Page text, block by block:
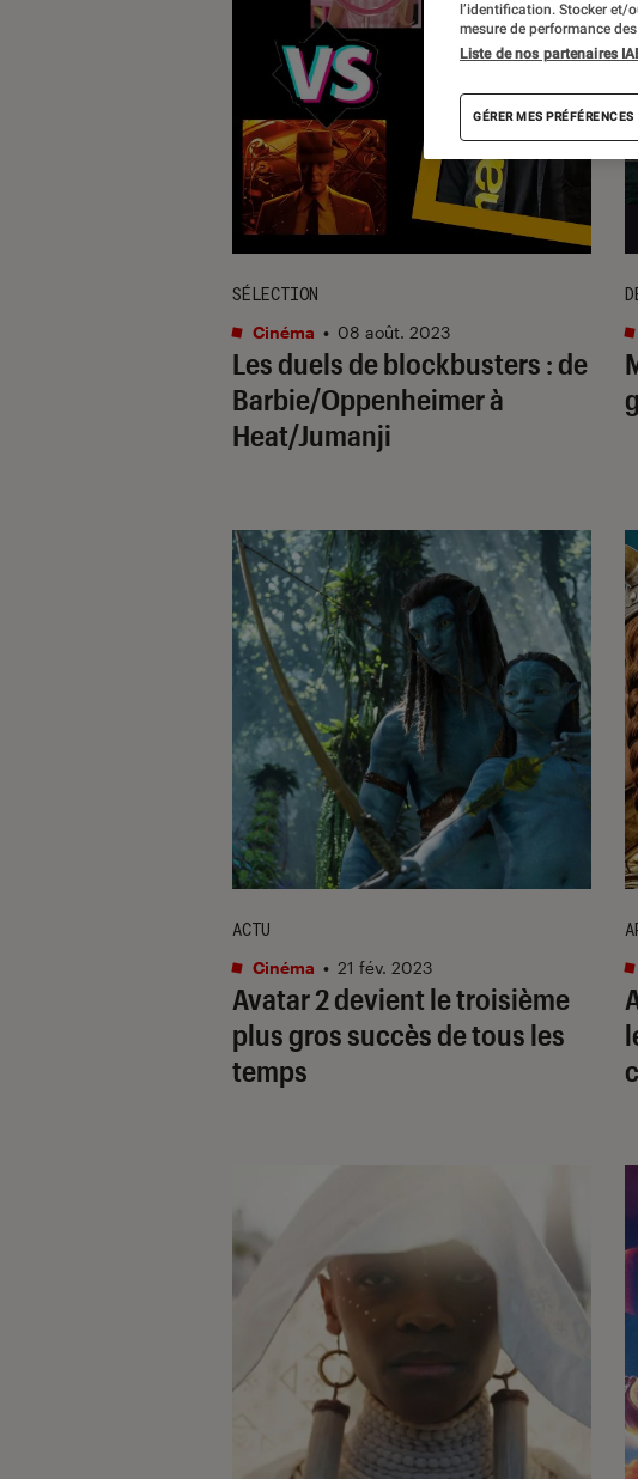
Les duels de blockbusters : de
Barbie/Oppenheimer à
Heat/Jumanji
SÉLECTION
Cinéma • 08 août. 2023
Avatar 2devient le troisième
plus gros succès de tous les
temps
ACTU
Cinéma • 21 fév. 2023
l’identification. Stocker et/
mesure de performance
Liste de nos partenaires
GÉRER MES PRÉFÉRENCES